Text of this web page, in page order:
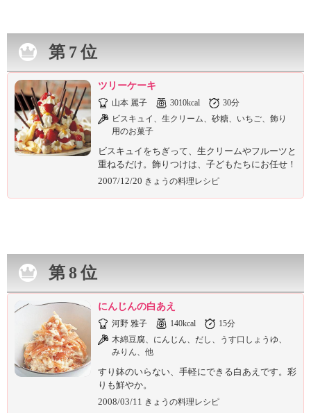
第7位
ツリーケーキ
山本 麗子 3010kcal
30分
ビスキュイ、生クリーム、砂糖、いちご、飾り
用のお菓子
ビスキュイをちぎって、生クリームやフルーツと
重ねるだけ。飾りつけは、子どもたちにお任せ！
2007/12/20 きょうの料理レシピ
第8位
にんじんの白あえ
河野 雅子 140kcal
15分
木綿豆腐、にんじん、だし、うす口しょうゆ、
みりん、他
すり鉢のいらない、手軽にできる白あえです。彩
りも鮮やか。
2008/03/11 きょうの料理レシピ